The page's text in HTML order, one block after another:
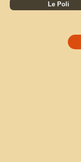
Le Poli